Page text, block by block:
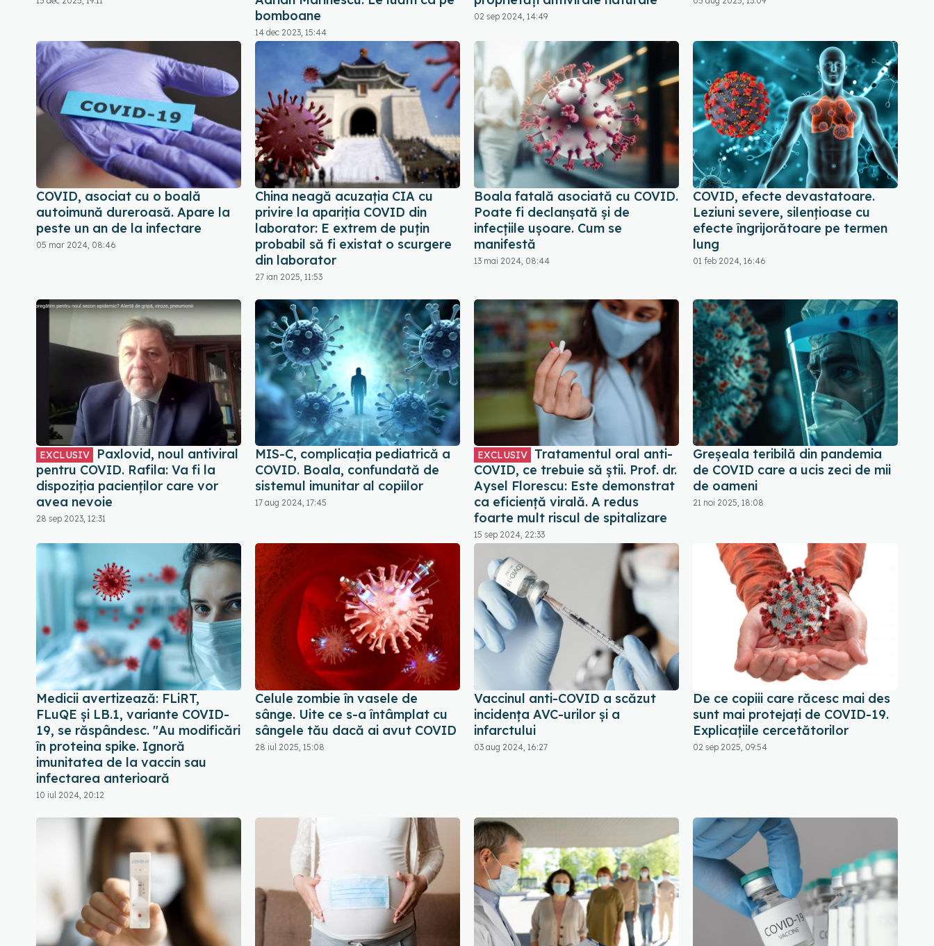
bomboane
14 dec 2023, 15:44
02 sep 2024, 14:49
COVID, asociat cu o boală
autoimună dureroasă. Apare la
peste un an de la infectare
05 mar 2024, 08:46
China neagă acuzația CIA cu
privire la apariția COVID din
laborator: E extrem de puţin
probabil să fi existat o scurgere
din laborator
27 ian 2025, 11:53
Boala fatală asociată cu COVID.
Poate fi declanșată și de
infecțiile ușoare. Cum se
manifestă
13 mai 2024, 08:44
COVID, efecte devastatoare.
Leziuni severe, silențioase cu
efecte îngrijorătoare pe termen
lung
01 feb 2024, 16:46
EXCLUSIV
Paxlovid, noul antiviral
pentru COVID. Rafila: Va fi la
dispoziția pacienților care vor
avea nevoie
28 sep 2023, 12:31
MIS-C, complicația pediatrică a
COVID. Boala, confundată de
sistemul imunitar al copiilor
17 aug 2024, 17:45
EXCLUSIV
Tratamentul oral anti-
COVID, ce trebuie să știi. Prof. dr.
Aysel Florescu: Este demonstrat
ca eficiență virală. A redus
foarte mult riscul de spitalizare
15 sep 2024, 22:33
Greșeala teribilă din pandemia
de COVID care a ucis zeci de mii
de oameni
21 noi 2025, 18:08
Medicii avertizează: FLiRT,
FLuQE și LB.1, variante COVID-
19, se răspândesc. "Au modificări
în proteina spike. Ignoră
imunitatea de la vaccin sau
infectarea anterioară
10 iul 2024, 20:12
Celule zombie în vasele de
sânge. Uite ce s-a întâmplat cu
sângele tău dacă ai avut COVID
28 iul 2025, 15:08
Vaccinul anti-COVID a scăzut
incidența AVC-urilor și a
infarctului
03 aug 2024, 16:27
De ce copiii care răcesc mai des
sunt mai protejați de COVID-19.
Explicațiile cercetătorilor
02 sep 2025, 09:54